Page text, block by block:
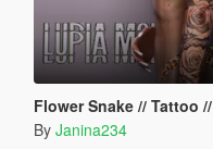
Flower Snake // Tattoo
By Janina234